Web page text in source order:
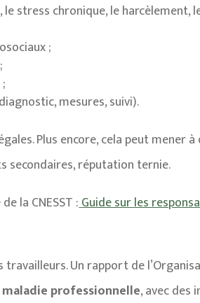
stress chronique, le harcèlement,
;
mesures, suivi).
Plus encore, cela peut mener
secondaires, réputation ternie.
la CNESST :Guide sur les
Un rapport de
professionnelle, avec des